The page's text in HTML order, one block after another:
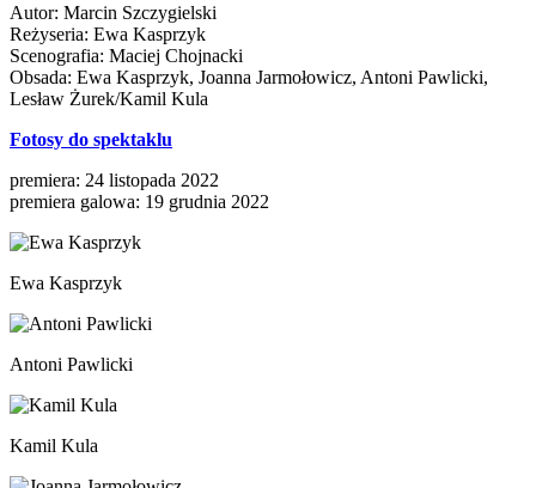
Autor: Marcin Szczygielski
Reżyseria: Ewa Kasprzyk
Scenografia: Maciej Chojnacki
Obsada: Ewa Kasprzyk, Joanna Jarmołowicz, Antoni Pawlicki,
Lesław Żurek/Kamil Kula
Fotosy do spektaklu
premiera: 24 listopada 2022
premiera galowa: 19 grudnia 2022
Ewa Kasprzyk
Antoni Pawlicki
Kamil Kula